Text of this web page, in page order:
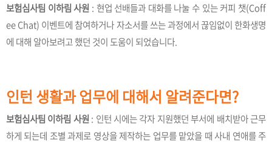
보험심사팀 이하림 사원 : 현업 선배들과 대화를 나눌 수 있는 커피 챗(Coff
ee Chat) 이벤트에 참여하거나 자소서를 쓰는 과정에서 끊임없이 한화생명
에 대해 알아보려고 했던 것이 도움이 되었습니다.
인턴 생활과 업무에 대해서 알려준다면?
보험심사팀 이하림 사원 : 인턴 시에는 각자 지원했던 부서에 배치받아 근무
하게 되는데 조별 과제로 영상을 제작하는 업무를 맡았을 때 사내 연애를 주